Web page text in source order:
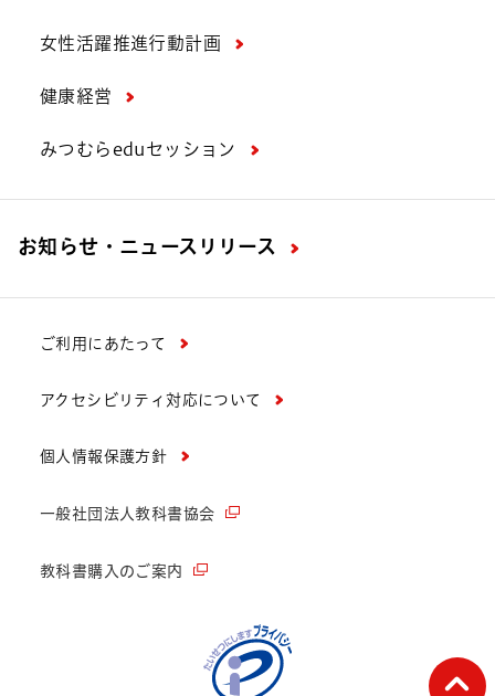
女性活躍推進行動計画
健康経営
みつむらeduセッション
お知らせ・ニュースリリース
ご利用にあたって
アクセシビリティ対応について
個人情報保護方針
一般社団法人教科書協会
教科書購入のご案内
ペ